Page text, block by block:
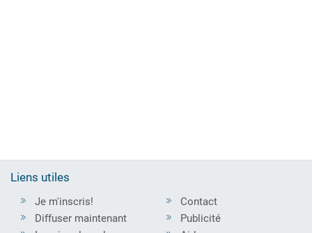
Liens utiles
Je m'inscris!
Diffuser maintenant
Contact
Publicité